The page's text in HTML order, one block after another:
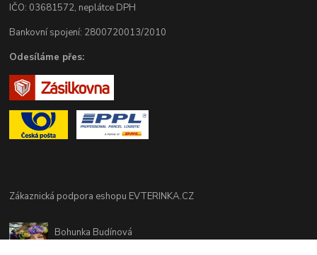
IČO: 03681572, neplátce DPH
Bankovní spojení: 2800720013/2010
Odesíláme přes:
Zákaznická podpora eshopu EVTERINKA.CZ
Bohunka Budínová